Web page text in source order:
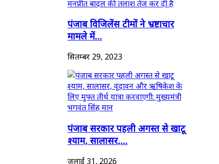
पंजाब विजिलेंस टीमों ने भ्रष्टाचार
मामले में...
सितम्बर 29, 2023
पंजाब सरकार पहली अगस्त से खाटू
श्याम, सालासर,...
जुलाई 31, 2026